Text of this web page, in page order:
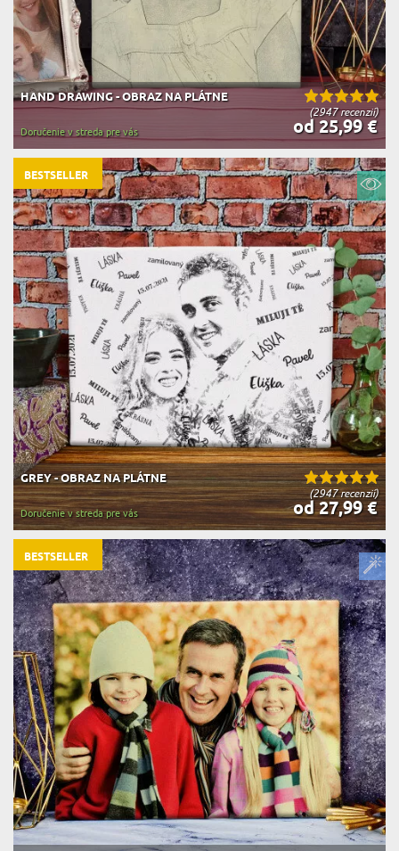
(2947 recenzií)
HAND DRAWING - OBRAZ NA PLÁTNE
od 25,99 €
Doručenie v streda pre vás
(2947 recenzií)
GREY - OBRAZ NA PLÁTNE
od 27,99 €
Doručenie v streda pre vás
BESTSELLER
BESTSELLER